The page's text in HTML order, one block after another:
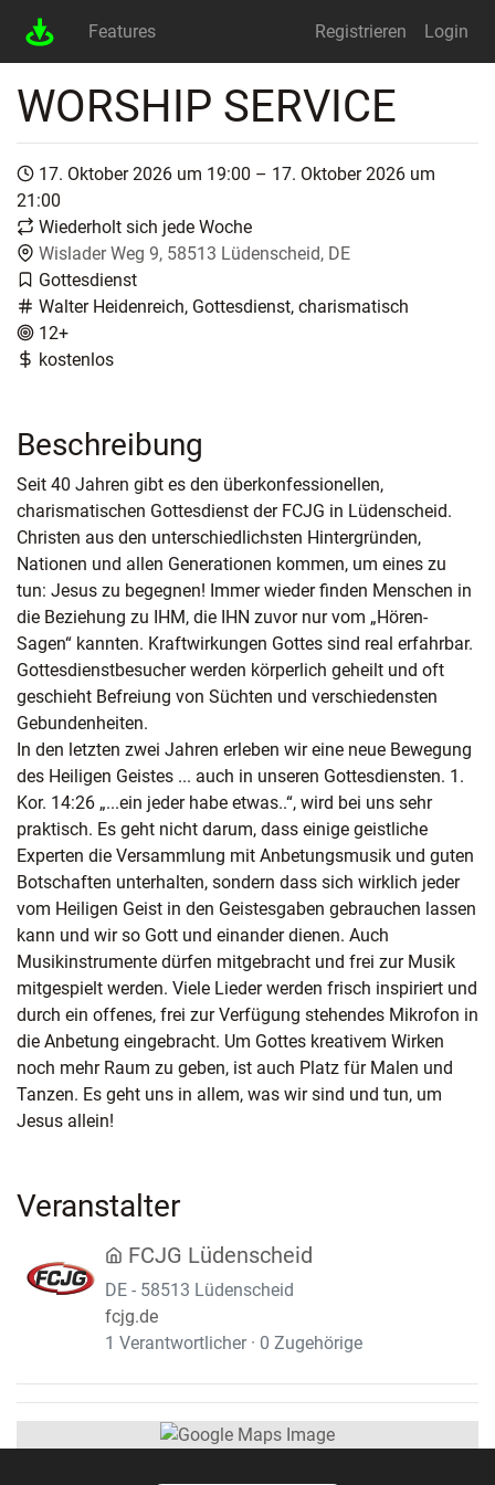
Features Registrieren Login
WORSHIP SERVICE
17. Oktober 2026 um 19:00 – 17. Oktober 2026 um
21:00
Wiederholt sich jede Woche
Wislader Weg 9, 58513 Lüdenscheid, DE
Gottesdienst
Walter Heidenreich, Gottesdienst, charismatisch
12+
kostenlos
Beschreibung
Seit 40 Jahren gibt es den überkonfessionellen,
charismatischen Gottesdienst der FCJG in Lüdenscheid.
Christen aus den unterschiedlichsten Hintergründen,
Nationen und allen Generationen kommen, um eines zu
tun: Jesus zu begegnen! Immer wieder finden Menschen in
die Beziehung zu IHM, die IHN zuvor nur vom „Hören-
Sagen“ kannten. Kraftwirkungen Gottes sind real erfahrbar.
Gottesdienstbesucher werden körperlich geheilt und oft
geschieht Befreiung von Süchten und verschiedensten
Gebundenheiten.
In den letzten zwei Jahren erleben wir eine neue Bewegung
des Heiligen Geistes ... auch in unseren Gottesdiensten. 1.
Kor. 14:26 „...ein jeder habe etwas..“, wird bei uns sehr
praktisch. Es geht nicht darum, dass einige geistliche
Experten die Versammlung mit Anbetungsmusik und guten
Botschaften unterhalten, sondern dass sich wirklich jeder
vom Heiligen Geist in den Geistesgaben gebrauchen lassen
kann und wir so Gott und einander dienen. Auch
Musikinstrumente dürfen mitgebracht und frei zur Musik
mitgespielt werden. Viele Lieder werden frisch inspiriert und
durch ein offenes, frei zur Verfügung stehendes Mikrofon in
die Anbetung eingebracht. Um Gottes kreativem Wirken
noch mehr Raum zu geben, ist auch Platz für Malen und
Tanzen. Es geht uns in allem, was wir sind und tun, um
Jesus allein!
Veranstalter
FCJG Lüdenscheid
DE - 58513 Lüdenscheid
fcjg.de
1 Verantwortlicher · 0 Zugehörige